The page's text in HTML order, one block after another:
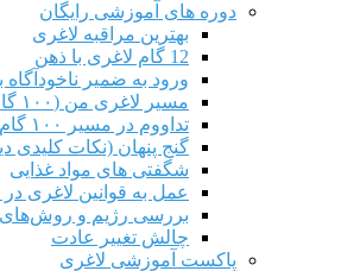
دوره های آموزشی رایگان
بهترین مراقبه لاغری
12 گام لاغری با ذهن
ورود به ضمیر ناخودآگاه
مسیر لاغری من (۱۰۰ گام)
تداووم در مسیر ۱۰۰ گام
گنج پنهان (نکات کلیدی
شگفتی های مواد غذایی
عمل به قوانین لاغری
بررسی رژیم‌ و روش‌های
چالش تغییر عادت
پاکست آموزشی لاغری